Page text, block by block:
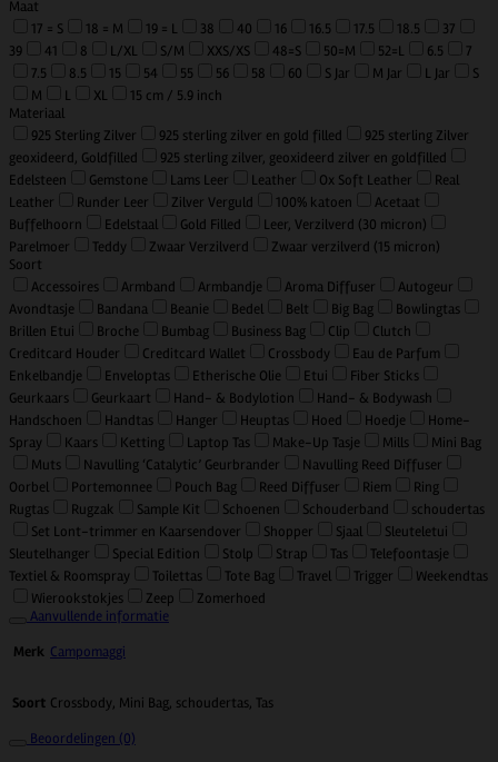
Maat
17 = S
18 = M 19 = L 38 40 16 16.5 17.5 18.5
37
39
41 8 L/XL S/M XXS/XS 48=S 50=M 52=L 6.5
7
7.5
8.5 15 54 55 56 58 60 S Jar M Jar L Jar
S
M
L XL
15 cm / 5.9 inch
Materiaal
925 Sterling Zilver
925 sterling zilver en gold filled
925 sterling Zilver
geoxideerd, Goldfilled
925 sterling zilver, geoxideerd zilver en goldfilled
Edelsteen
Gemstone Lams Leer Leather Ox Soft Leather
Real
Leather
Runder Leer Zilver Verguld 100% katoen
Acetaat
Buffelhoorn
Edelstaal Gold Filled
Leer, Verzilverd (30 micron)
Parelmoer
Teddy Zwaar Verzilverd
Zwaar verzilverd (15 micron)
Soort
Accessoires
Armband Armbandje Aroma Diffuser
Autogeur
Avondtasje
Bandana Beanie Bedel Belt Big Bag
Bowlingtas
Brillen Etui
Broche Bumbag Business Bag Clip
Clutch
Creditcard Houder
Creditcard Wallet Crossbody
Eau de Parfum
Enkelbandje
Enveloptas Etherische Olie Etui
Fiber Sticks
Geurkaars
Geurkaart Hand- & Bodylotion
Hand- & Bodywash
Handschoen
Handtas Hanger Heuptas Hoed Hoedje
Home-
Spray
Kaars Ketting Laptop Tas Make-Up Tasje Mills
Mini Bag
Muts
Navulling ‘Catalytic’ Geurbrander
Navulling Reed Diffuser
Oorbel
Portemonnee Pouch Bag Reed Diffuser Riem
Ring
Rugtas
Rugzak Sample Kit Schoenen Schouderband
schoudertas
Set Lont-trimmer en Kaarsendover
Shopper Sjaal
Sleuteletui
Sleutelhanger
Special Edition Stolp Strap Tas
Telefoontasje
Textiel & Roomspray
Toilettas Tote Bag Travel Trigger
Weekendtas
Wierookstokjes
Zeep
Zomerhoed
Aanvullende informatie
Merk Campomaggi
Soort Crossbody, Mini Bag, schoudertas, Tas
Beoordelingen (0)